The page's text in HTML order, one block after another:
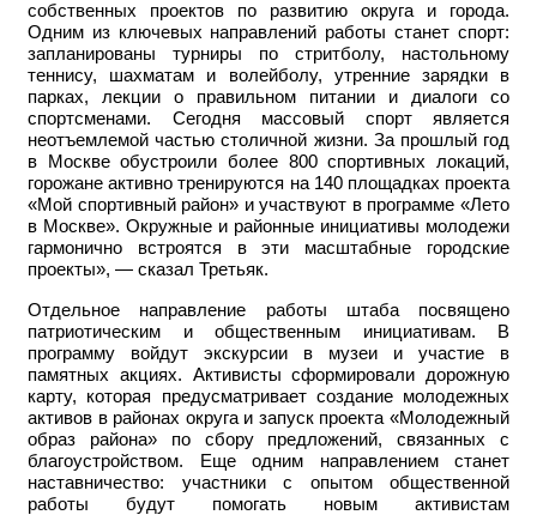
собственных проектов по развитию округа и города.
Одним из ключевых направлений работы станет спорт:
запланированы турниры по стритболу, настольному
теннису, шахматам и волейболу, утренние зарядки в
парках, лекции о правильном питании и диалоги со
спортсменами. Сегодня массовый спорт является
неотъемлемой частью столичной жизни. За прошлый год
в Москве обустроили более 800 спортивных локаций,
горожане активно тренируются на 140 площадках проекта
«Мой спортивный район» и участвуют в программе «Лето
в Москве». Окружные и районные инициативы молодежи
гармонично встроятся в эти масштабные городские
проекты», — сказал Третьяк.
Отдельное направление работы штаба посвящено
патриотическим и общественным инициативам. В
программу войдут экскурсии в музеи и участие в
памятных акциях. Активисты сформировали дорожную
карту, которая предусматривает создание молодежных
активов в районах округа и запуск проекта «Молодежный
образ района» по сбору предложений, связанных с
благоустройством. Еще одним направлением станет
наставничество: участники с опытом общественной
работы будут помогать новым активистам